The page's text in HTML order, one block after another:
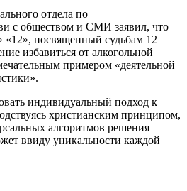
отдела по
с обществом и СМИ заявил, что
«12», посвященный судьбам 12
избавиться от алкогольной
примером «деятельной
индивидуальный подход к
христианским принципом,
алгоритмов решения
ввиду уникальности каждой